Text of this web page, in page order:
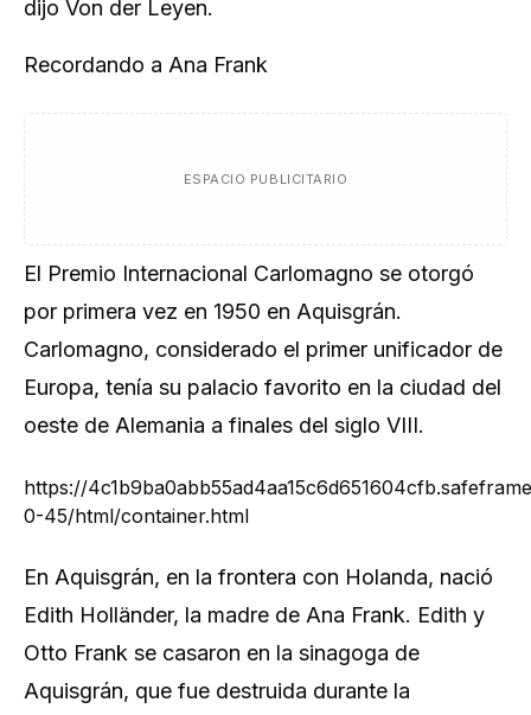
dijo Von der Leyen.
Recordando a Ana Frank
ESPACIO PUBLICITARIO
El Premio Internacional Carlomagno se otorgó
por primera vez en 1950 en Aquisgrán.
Carlomagno, considerado el primer unificador de
Europa, tenía su palacio favorito en la ciudad del
oeste de Alemania a finales del siglo VIII.
https://
0-45/html/container.html
En Aquisgrán, en la frontera con Holanda, nació
Edith Holländer, la madre de Ana Frank. Edith y
Otto Frank se casaron en la sinagoga de
Aquisgrán, que fue destruida durante la